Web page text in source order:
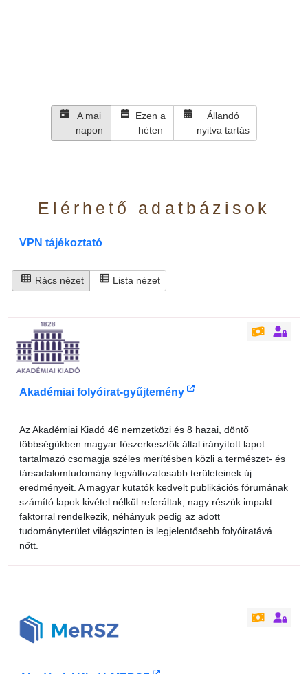
A mai
napon
Ezen a
héten
Állandó
nyitva tartás
Elérhető adatbázisok
VPN tájékoztató
Rács nézet Lista nézet
Akadémiai folyóirat-gyűjtemény
Az Akadémiai Kiadó 46 nemzetközi és 8 hazai, döntő
többségükben magyar főszerkesztők által irányított lapot
tartalmazó csomagja széles merítésben közli a természet- és
társadalomtudomány legváltozatosabb területeinek új
eredményeit. A magyar kutatók kedvelt publikációs fórumának
számító lapok kivétel nélkül referáltak, nagy részük impakt
faktorral rendelkezik, néhányuk pedig az adott
tudományterület világszinten is legjelentősebb folyóiratává
nőtt.